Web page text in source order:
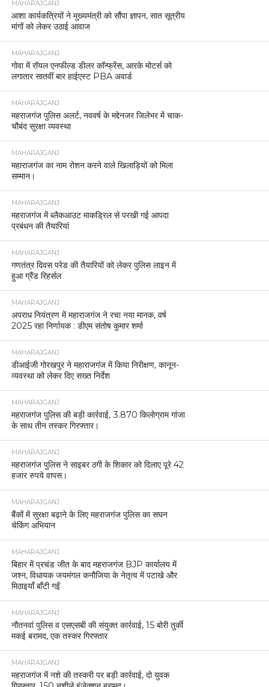
MAHARAJGANJ
आशा कार्यकत्रियों ने मुख्यमंत्री को सौंपा ज्ञापन, सात सूत्रीय
मांगों को लेकर उठाई आवाज
MAHARAJGANJ
गोवा में रॉयल एनफील्ड डीलर कॉन्फ्रेंस, आरके मोटर्स को
लगातार सातवीं बार हाईएस्ट PBA अवार्ड
MAHARAJGANJ
महराजगंज पुलिस अलर्ट, नववर्ष के मद्देनजर जिलेभर में चाक-
चौबंद सुरक्षा व्यवस्था
MAHARAJGANJ
महाराजगंज का नाम रोशन करने वाले खिलाड़ियों को मिला
सम्मान।
MAHARAJGANJ
महराजगंज में ब्लैकआउट माकड्रिल से परखी गई आपदा
प्रबंधन की तैयारियां
MAHARAJGANJ
गणतंत्र दिवस परेड की तैयारियों को लेकर पुलिस लाइन में
हुआ ग्रैंड रिहर्सल
MAHARAJGANJ
अपराध नियंत्रण में महाराजगंज ने रचा नया मानक, वर्ष
2025 रहा निर्णायक : डीएम संतोष कुमार शर्मा
MAHARAJGANJ
डीआईजी गोरखपुर ने महाराजगंज में किया निरीक्षण, कानून-
व्यवस्था को लेकर दिए सख्त निर्देश
MAHARAJGANJ
महराजगंज पुलिस की बड़ी कार्रवाई, 3.870 किलोग्राम गांजा
के साथ तीन तस्कर गिरफ्तार।
MAHARAJGANJ
महराजगंज पुलिस ने साइबर ठगी के शिकार को दिलाए पूरे 42
हजार रुपये वापस।
MAHARAJGANJ
बैंकों में सुरक्षा बढ़ाने के लिए महराजगंज पुलिस का सघन
चेकिंग अभियान
MAHARAJGANJ
बिहार में प्रचंड जीत के बाद महराजगंज BJP कार्यालय में
जश्न, विधायक जयमंगल कनौजिया के नेतृत्व में पटाखे और
मिठाइयाँ बाँटी गईं
MAHARAJGANJ
नौतनवां पुलिस व एसएसबी की संयुक्त कार्रवाई, 15 बोरी तुर्की
मकई बरामद, एक तस्कर गिरफ्तार
MAHARAJGANJ
महराजगंज में नशे की तस्करी पर बड़ी कार्रवाई, दो युवक